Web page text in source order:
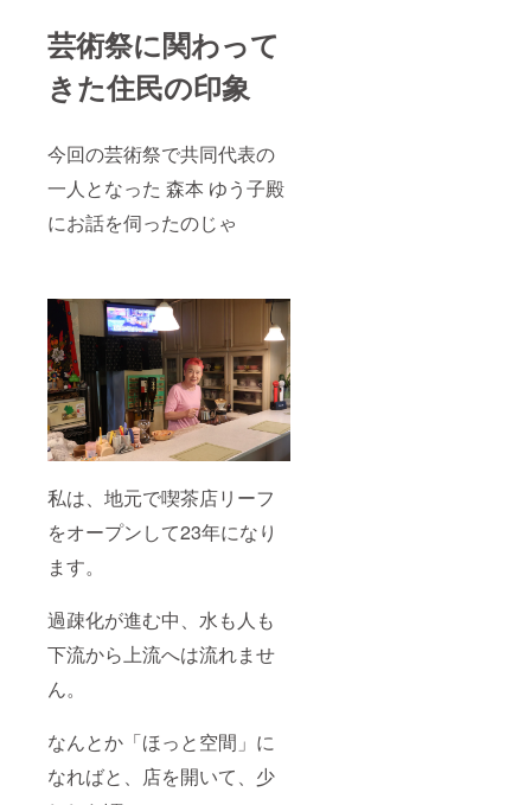
芸術祭に関わって
きた住民の印象
今回の芸術祭で共同代表の
一人となった 森本 ゆう子殿
にお話を伺ったのじゃ
私は、地元で喫茶店リーフ
をオープンして23年になり
ます。
過疎化が進む中、水も人も
下流から上流へは流れませ
ん。
なんとか「ほっと空間」に
なればと、店を開いて、少